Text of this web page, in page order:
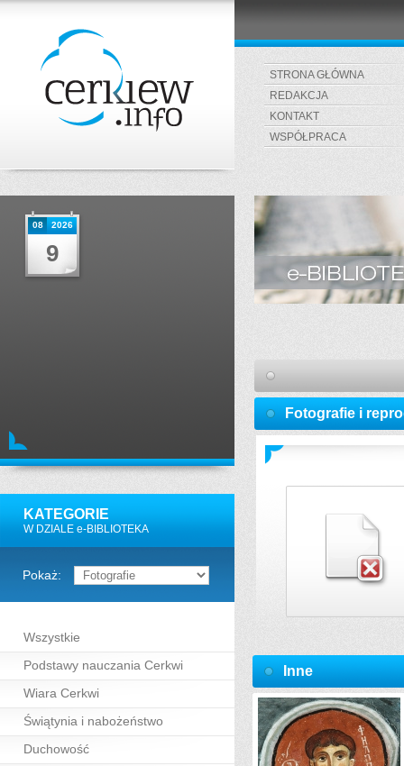
STRONA GŁÓWNA
REDAKCJA
KONTAKT
WSPÓŁPRACA
08 2026
9
KATEGORIE
W DZIALE e-BIBLIOTEKA
Pokaż:
Wszystkie
Podstawy nauczania Cerkwi
Wiara Cerkwi
Świątynia i nabożeństwo
Duchowość
Fotografie i
Inne